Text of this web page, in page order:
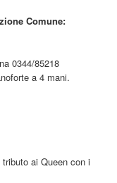
Comune:
0344/85218
a 4 mani.
ai Queen con i